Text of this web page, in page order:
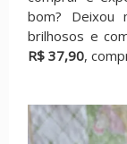
bom? Deixou
brilhosos e
R$ 37,90,